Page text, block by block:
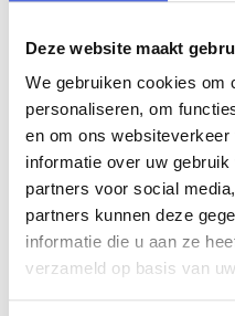
Deze website maakt
We gebruiken cookies om
personaliseren, om
en om ons
informatie over uw
partners voor social
partners kunnen deze
informatie die u aan ze
verzameld op basis van
VITELLO